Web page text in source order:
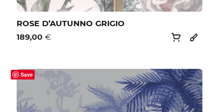
ROSE D’AUTUNNO GRIGIO
189,00€
Save